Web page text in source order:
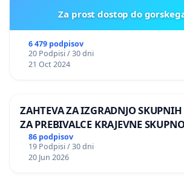
Za prost dostop do
6 479 podpisov
20 Podpisi / 30 dni
21 Oct 2024
ZAHTEVA ZA IZGRADNJO
ZA PREBIVALCE KRAJEVNE
PRESTRANEK
86 podpisov
19 Podpisi / 30 dni
20 Jun 2026